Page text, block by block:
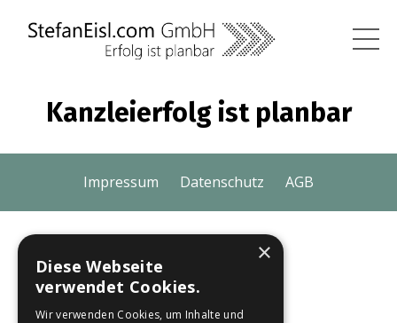
Kanzleierfolg ist planbar
Impressum Datenschutz AGB
×
Diese Webseite
verwendet Cookies.
Wir verwenden Cookies, um Inhalte und